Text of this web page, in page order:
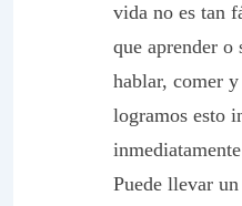
vida no es tan
que aprender o
hablar, comer
logramos esto
Puede llevar